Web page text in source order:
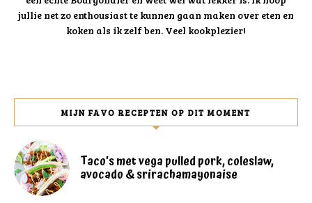
jullie net zo enthousiast te kunnen gaan maken over eten en
koken als ik zelf ben. Veel kookplezier!
MIJN FAVO RECEPTEN OP DIT MOMENT
Taco’s met vega pulled pork, coleslaw,
avocado & srirachamayonaise